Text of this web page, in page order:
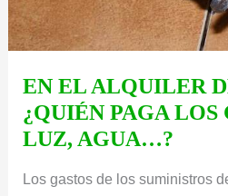
EN EL ALQUILER
¿QUIÉN PAGA LOS
LUZ, AGUA…?
Los gastos de los suministros